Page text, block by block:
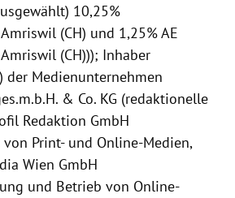
10,25%
(CH) und 1,25% AE
(CH))); Inhaber
der Medienunternehmen
& Co. KG (redaktionelle
Redaktion GmbH
Print- und Online-Medien,
Wien GmbH
und Betrieb von Online-